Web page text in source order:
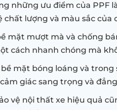
những ưu điểm của PPF
chất lượng và màu sắc của
mặt mượt mà và chống
cách nhanh chóng mà
bề mặt bóng loáng và
giác sang trọng và
vệ nội thất xe hiệu quả